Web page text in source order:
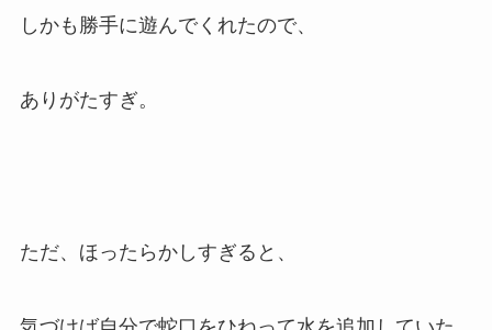
しかも勝手に遊んでくれたので、
ありがたすぎ。
ただ、ほったらかしすぎると、